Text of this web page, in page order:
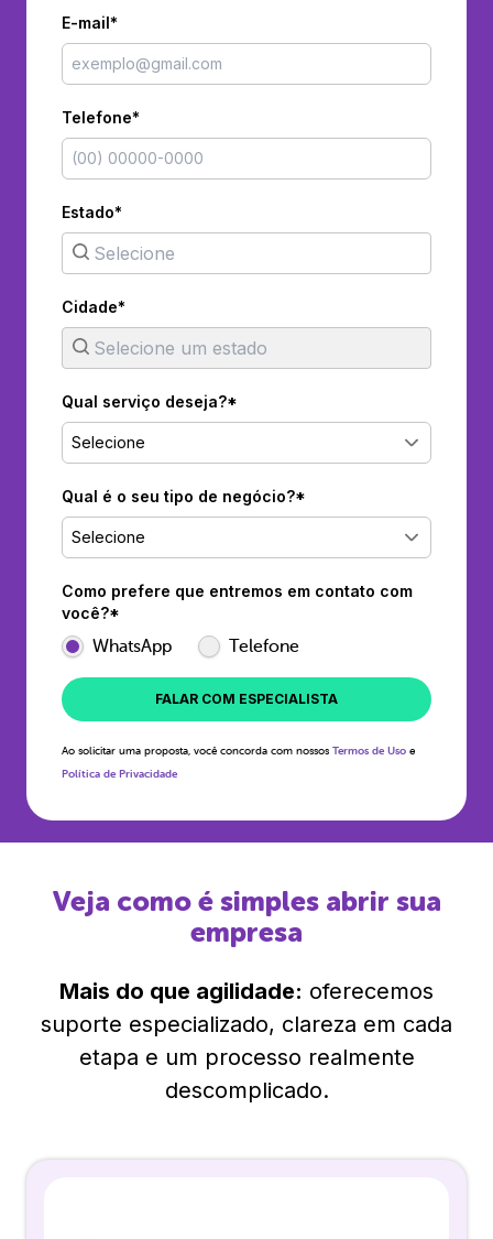
E-mail*
Telefone*
Estado*
Cidade*
Qual serviço deseja?*
Selecione
Qual é o seu tipo de negócio?*
Selecione
Como prefere que entremos em contato com
você?*
WhatsApp Telefone
FALAR COM ESPECIALISTA
Ao solicitar uma proposta, você concorda com nossos Termos de Uso e
Política de Privacidade
Veja como é simples abrir sua
empresa
Mais do que agilidade: oferecemos
suporte especializado, clareza em cada
etapa e um processo realmente
descomplicado.